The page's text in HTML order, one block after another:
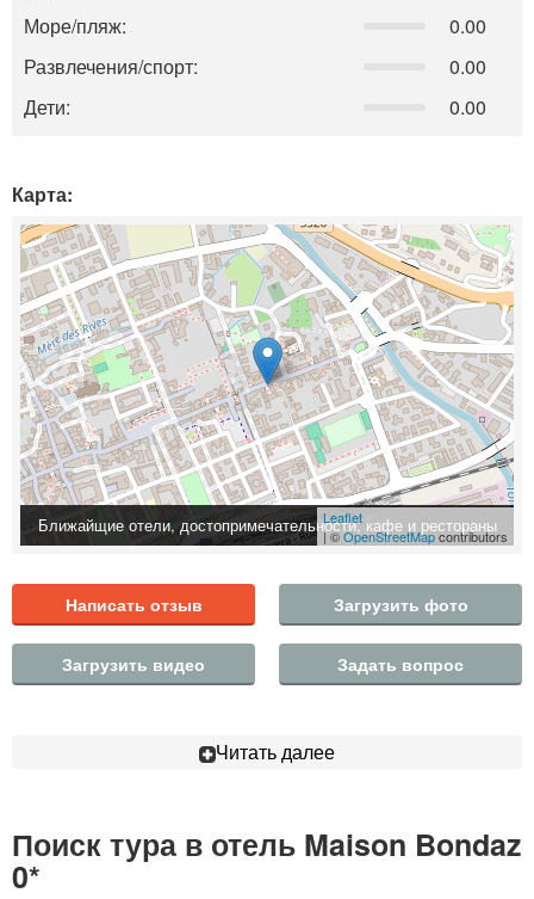
Море/пляж:
0.00
Развлечения/спорт:
0.00
Дети:
0.00
Карта:
Leaflet
| ©OpenStreetMapcontributors
Ближайщие отели, достопримечательности, кафе и рестораны
Написать отзыв Загрузить фото
Загрузить видео Задать вопрос
Читать далее
Поиск тура в отель Maison Bondaz
0*